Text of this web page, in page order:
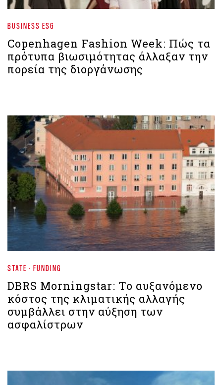
BUSINESS ESG
Copenhagen Fashion Week: Πώς τα
πρότυπα βιωσιμότητας άλλαξαν την
πορεία της διοργάνωσης
STATE - FUNDING
DBRS Morningstar: Το αυξανόμενο
κόστος της κλιματικής αλλαγής
συμβάλλει στην αύξηση των
ασφαλίστρων